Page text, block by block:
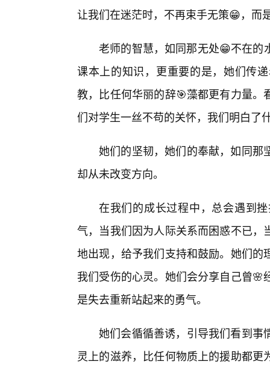
让我们在迷茫时，不再束手无策😁，而
老师的智慧，如同那无处😁不在的
课本上的知识，更重要的是，她们传
教，比任何华丽的辞🎯藻都更有力量
们对学生一丝不苟的关怀，我们明白了
她们的坚韧，她们的奉献，如同那
却从未改变方向。
在我们的成长过程中，总会遇到
气，当我们因为人际关系而困惑不已
地出现，给予我们支持和鼓励。她们
我们受伤的心灵。她们会分享自己曾
是失去重新站起来的勇气。
她们会循循善诱，引导我们看到事
灵上的滋养，比任何物质上的援助都